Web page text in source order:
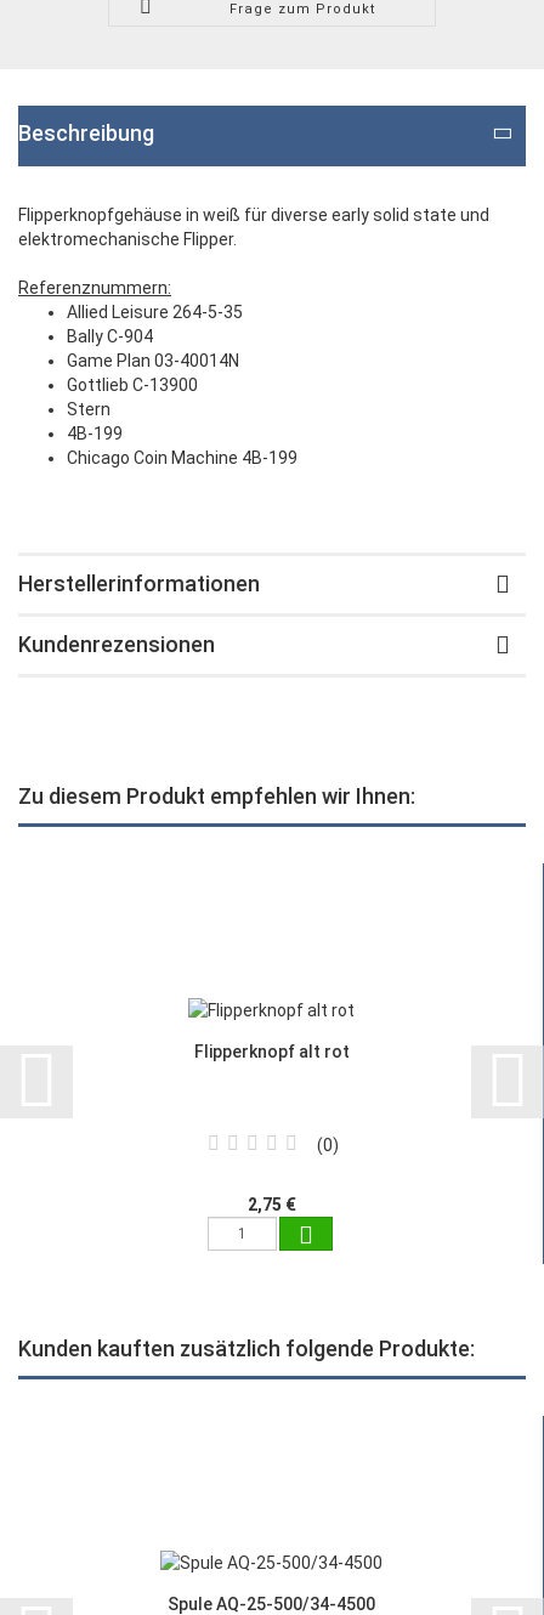
Frage zum Produkt
Beschreibung
Flipperknopfgehäuse in weiß für diverse early solid state und
elektromechanische Flipper.
Referenznummern:
Allied Leisure 264-5-35
Bally C-904
Game Plan 03-40014N
Gottlieb C-13900
Stern
4B-199
Chicago Coin Machine 4B-199
Herstellerinformationen
Kundenrezensionen
Zu diesem Produkt empfehlen wir Ihnen:
Flipperknopf alt rot
0
2,75 €
Kunden kauften zusätzlich folgende Produkte:
Spule AQ-25-500/34-4500